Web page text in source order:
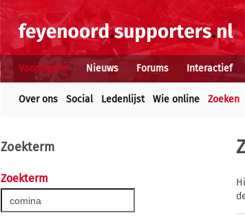
Voorpagina Nieuws Forums Interactief
Over ons Social Ledenlijst Wie online Zoeken
Zoekterm
Zoekterm